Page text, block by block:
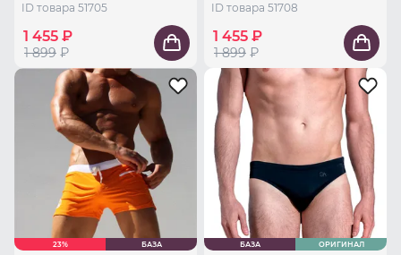
ID товара 51705
1 455 ₽
1 899 ₽
ID товара 51708
1 455 ₽
1 899 ₽
23% БАЗА БАЗА ОРИГИНАЛ